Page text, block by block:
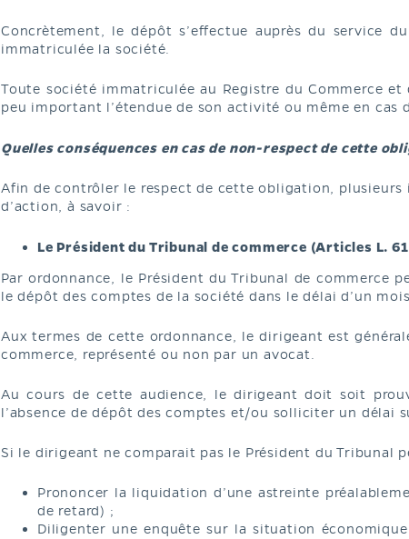
Concrètement, le dépôt s’effectue auprès du service
immatriculée la société.
Toute société immatriculée au Registre du Commerce
peu important l’étendue de son activité ou même en cas
Quelles conséquences en cas de non-respect de cette
Afin de contrôler le respect de cette obligation, plusieurs
d’action, à savoir :
Le Président du Tribunal de commerce (Articles L.
Par ordonnance, le Président du Tribunal de commerce
le dépôt des comptes de la société dans le délai d’un
Aux termes de cette ordonnance, le dirigeant est
commerce, représenté ou non par un avocat.
Au cours de cette audience, le dirigeant doit soit
l’absence de dépôt des comptes et/ou solliciter un délai
Si le dirigeant ne comparait pas le Président du Tribunal
Prononcer la liquidation d’une astreinte
de retard) ;
Diligenter une enquête sur la situation